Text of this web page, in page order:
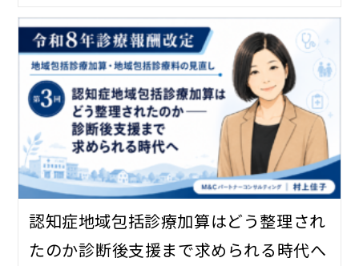
認知症地域包括診療加算はどう整理され
たのか――診断後支援まで求められる時代へ